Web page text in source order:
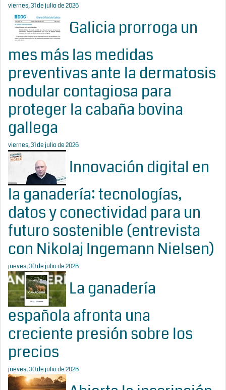
viernes, 31 de julio de 2026
Galicia prorroga un
mes más las medidas
preventivas ante la dermatosis
nodular contagiosa para
proteger la cabaña bovina
gallega
viernes, 31 de julio de 2026
Innovación digital en
la ganadería: tecnologías,
datos y conectividad para un
futuro sostenible (entrevista
con Nikolaj Ingemann Nielsen)
jueves, 30 de julio de 2026
La ganadería
española afronta una
creciente presión sobre los
precios
jueves, 30 de julio de 2026